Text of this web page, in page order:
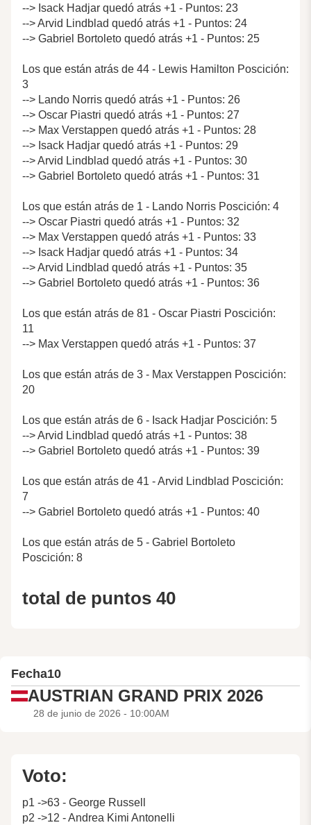
--> Isack Hadjar quedó atrás +1 - Puntos: 23
--> Arvid Lindblad quedó atrás +1 - Puntos: 24
--> Gabriel Bortoleto quedó atrás +1 - Puntos: 25
Los que están atrás de 44 - Lewis Hamilton Poscición:
3
--> Lando Norris quedó atrás +1 - Puntos: 26
--> Oscar Piastri quedó atrás +1 - Puntos: 27
--> Max Verstappen quedó atrás +1 - Puntos: 28
--> Isack Hadjar quedó atrás +1 - Puntos: 29
--> Arvid Lindblad quedó atrás +1 - Puntos: 30
--> Gabriel Bortoleto quedó atrás +1 - Puntos: 31
Los que están atrás de 1 - Lando Norris Poscición: 4
--> Oscar Piastri quedó atrás +1 - Puntos: 32
--> Max Verstappen quedó atrás +1 - Puntos: 33
--> Isack Hadjar quedó atrás +1 - Puntos: 34
--> Arvid Lindblad quedó atrás +1 - Puntos: 35
--> Gabriel Bortoleto quedó atrás +1 - Puntos: 36
Los que están atrás de 81 - Oscar Piastri Poscición:
11
--> Max Verstappen quedó atrás +1 - Puntos: 37
Los que están atrás de 3 - Max Verstappen Poscición:
20
Los que están atrás de 6 - Isack Hadjar Poscición: 5
--> Arvid Lindblad quedó atrás +1 - Puntos: 38
--> Gabriel Bortoleto quedó atrás +1 - Puntos: 39
Los que están atrás de 41 - Arvid Lindblad Poscición:
7
--> Gabriel Bortoleto quedó atrás +1 - Puntos: 40
Los que están atrás de 5 - Gabriel Bortoleto
Poscición: 8
total de puntos 40
Fecha10
AUSTRIAN GRAND PRIX 2026
28 de junio de 2026 - 10:00AM
Voto:
p1 ->63 - George Russell
p2 ->12 - Andrea Kimi Antonelli